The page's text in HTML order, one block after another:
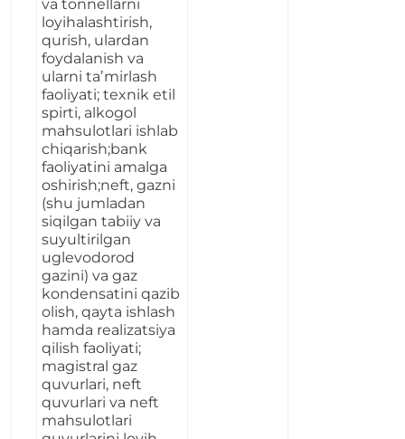
va tonnellarni
loyihalashtirish,
qurish, ulardan
foydalanish va
ularni taʼmirlash
faoliyati; texnik etil
spirti, alkogol
mahsulotlari ishlab
chiqarish;bank
faoliyatini amalga
oshirish;neft, gazni
(shu jumladan
siqilgan tabiiy va
suyultirilgan
uglevodorod
gazini) va gaz
kondensatini qazib
olish, qayta ishlash
hamda realizatsiya
qilish faoliyati;
magistral gaz
quvurlari, neft
quvurlari va neft
mahsulotlari